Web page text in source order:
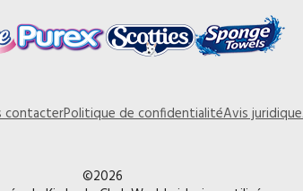
contacterPolitique de confidentialitéAvis juridique
©2026